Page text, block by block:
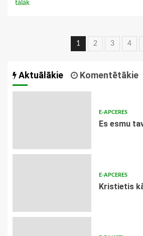
tālāk
Ziņu
1 2 3 4
Aktuālākie Komentētākie
E-APCERES
Es esmu
E-APCERES
Kristietis